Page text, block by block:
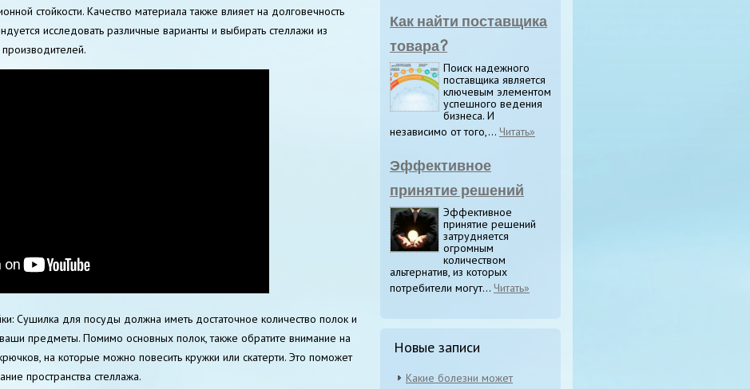
стойкости. Качество материала также влияет на долговечность
исследовать различные варианты и выбирать стеллажи из
Сушилка для посуды должна иметь достаточное количество полок и
ваши предметы. Помимо основных полок, также обратите внимание на
на которые можно повесить кружки или скатерти. Это поможет
пространства стеллажа.
Как найти поставщика
товара?
Поиск надежного
поставщика является
ключевым элементом
успешного ведения
бизнеса. И
независимо от того,... Читать»
Эффективное
принятие решений
Эффективное
принятие решений
затрудняется
огромным
количеством
альтернатив, из которых
потребители могут... Читать»
Новые записи
Какие болезни может